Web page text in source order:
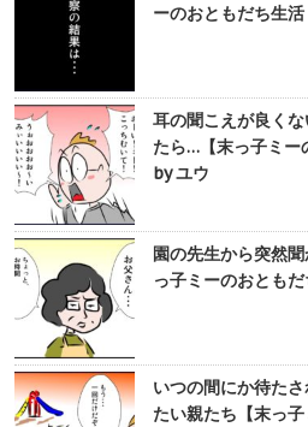
ーのおともだち生
耳の聞こえが良く
たら…【末っ子ミー
by ユウ
園の先生から突然
っ子ミーのおとも
いつの間にか待た
たい親たち【末っ